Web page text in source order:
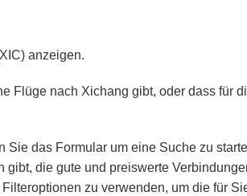
anzeigen.
Flüge nach Xichang gibt, oder dass für
das Formular um eine Suche zu
die gute und preiswerte
zu verwenden, um die für